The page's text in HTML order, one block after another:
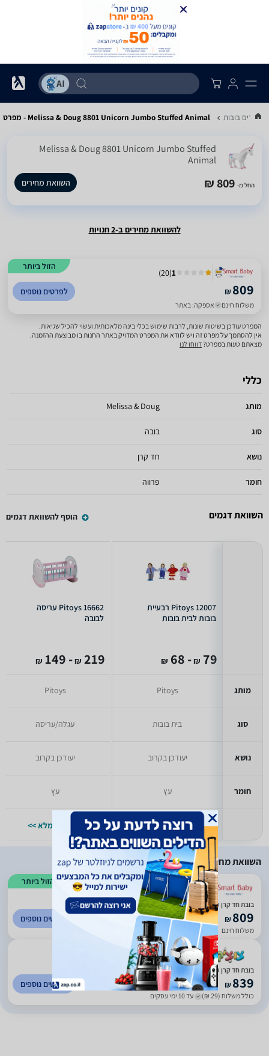
מחירים בובות Melissa & Doug 8801 Unicorn Jumbo Stuffed Animal - מפרט
Melissa & Doug 8801 Unicorn Jumbo Stuffed
Animal
החל מ- 809 ₪ השוואת מחירים
להשוואת מחירים ב-2 חנויות
הזול ביותר
1
(
20
)
₪809
משלוח חינם אספקה: באתר
לפרטים נוספים
המפרט עודכן בשיטות שונות, לרבות שימוש בכלי בינה מלאכותית ועשוי להכיל שגיאות.
אין להסתמך על מפרט זה ויש לוודא את המפרט המדויק באתר החנות בו מבוצעת ההזמנה.
מצאתם טעות במפרט?דווחו לנו
כללי
מותג Melissa & Doug
סוג בובה
נושא חד קרן
חומר פרווה
השוואת דגמים הוסף להשוואת דגמים
מותג
סוג
נושא
חומר
Pitoys 12007 רבעיית
בובות לבית בובות
79
₪
- 68
₪
Pitoys
בית בובות
יעודכן בקרוב
עץ
למפרט המלא >>
Pitoys 16662 עריסה
לבובה
219
₪
- 149
₪
Pitoys
עגלה/עריסה
יעודכן בקרוב
עץ
למפרט המלא >>
השוואת מחירים
הזול ביותר
1
(
20
)
בובת חד קרן ענקית מבית מליסה ודאג Melissa And Doug
₪809
משלוח חינם
לפרטים נוספים
5
(
651
)
בובת חד קרן ענקית מבית מליסה ודאג Melissa And Doug
₪839
כולל משלוח (29 ₪) עד 10 ימי עסקים
לפרטים נוספים